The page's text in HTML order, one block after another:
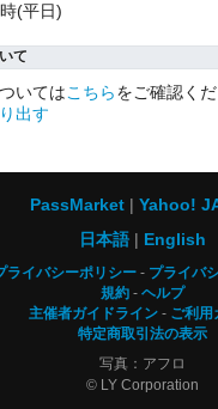
(平日)
て
いてはこちらをご確認くだ
出す
PassMarket
Yahoo!
日本語
English
ライバシーポリシー
プライバ
規約
ヘルプ
主催者ガイドライン
ご利用
特定商取引法の表示
写真：アフロ
© LY Corporation